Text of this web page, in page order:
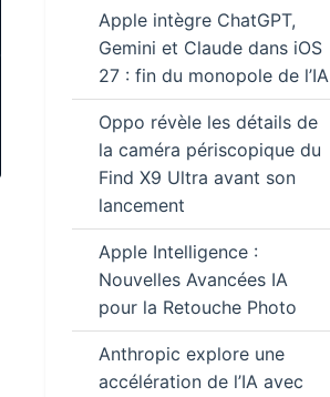
Apple intègre ChatGPT,
Gemini et Claude dans iOS
27 : fin du monopole de l’IA
Oppo révèle les détails de
la caméra périscopique du
Find X9 Ultra avant son
lancement
Apple Intelligence :
Nouvelles Avancées IA
pour la Retouche Photo
Anthropic explore une
accélération de l’IA avec